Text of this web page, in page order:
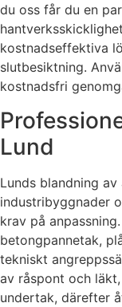
du oss får du en
kostnadseffektiva
slutbesiktning.
kostnadsfri
Lund
Lunds blandning
industribyggnader
krav på
betongpannetak,
tekniskt
av råspont och
undertak, därefter